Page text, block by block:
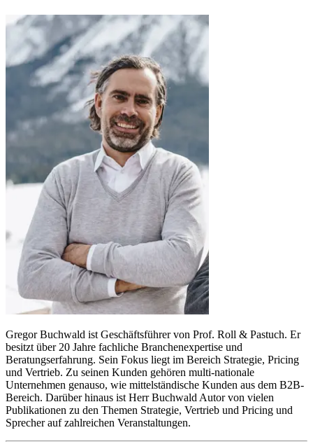
Gregor Buchwald ist Geschäftsführer von Prof. Roll & Pastuch. Er
besitzt über 20 Jahre fachliche Branchenexpertise und
Beratungserfahrung. Sein Fokus liegt im Bereich Strategie, Pricing
und Vertrieb. Zu seinen Kunden gehören multi-nationale
Unternehmen genauso, wie mittelständische Kunden aus dem B2B-
Bereich. Darüber hinaus ist Herr Buchwald Autor von vielen
Publikationen zu den Themen Strategie, Vertrieb und Pricing und
Sprecher auf zahlreichen Veranstaltungen.